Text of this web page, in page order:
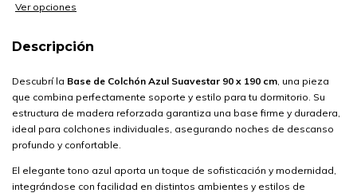
Ver opciones
Descripción
Descubrí la Base de Colchón Azul Suavestar 90 x 190 cm, una pieza
que combina perfectamente soporte y estilo para tu dormitorio. Su
estructura de madera reforzada garantiza una base firme y duradera,
ideal para colchones individuales, asegurando noches de descanso
profundo y confortable.
El elegante tono azul aporta un toque de sofisticación y modernidad,
integrándose con facilidad en distintos ambientes y estilos de